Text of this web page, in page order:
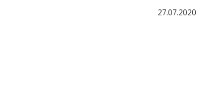
27.07.2020